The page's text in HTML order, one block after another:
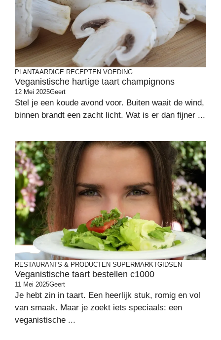
PLANTAARDIGE RECEPTEN VOEDING
Veganistische hartige taart champignons
12 Mei 2025Geert
Stel je een koude avond voor. Buiten waait de wind,
binnen brandt een zacht licht. Wat is er dan fijner ...
RESTAURANTS & PRODUCTEN SUPERMARKTGIDSEN
Veganistische taart bestellen c1000
11 Mei 2025Geert
Je hebt zin in taart. Een heerlijk stuk, romig en vol
van smaak. Maar je zoekt iets speciaals: een
veganistische ...